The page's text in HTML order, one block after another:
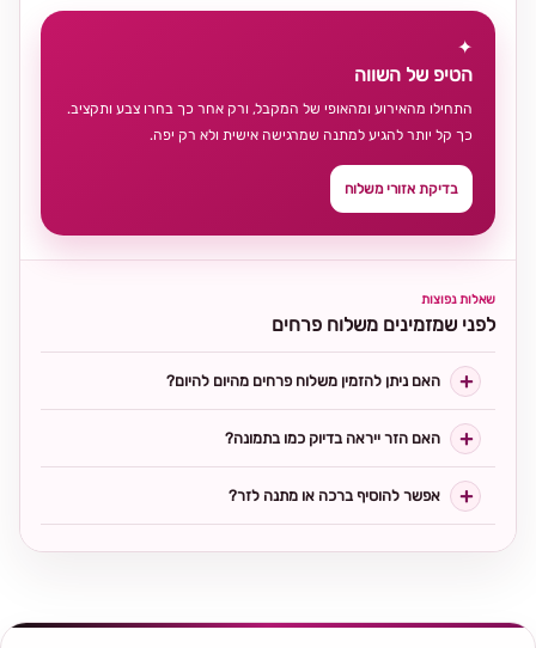
✦
הטיפ של השווה
התחילו מהאירוע ומהאופי של המקבל, ורק אחר כך בחרו צבע ותקציב.
כך קל יותר להגיע למתנה שמרגישה אישית ולא רק יפה.
בדיקת אזורי משלוח
שאלות נפוצות
לפני שמזמינים משלוח פרחים
האם ניתן להזמין משלוח פרחים מהיום להיום?
האם הזר ייראה בדיוק כמו בתמונה?
אפשר להוסיף ברכה או מתנה לזר?